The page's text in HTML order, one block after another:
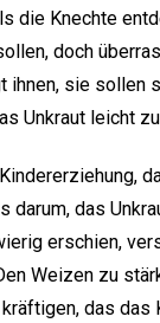
die Knechte
doch
ihnen, sie
Unkraut leicht
darum, das
erschien,
Weizen zu
das das